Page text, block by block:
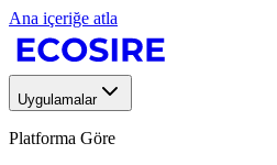
Ana içeriğe atla
Uygulamalar
Platforma Göre